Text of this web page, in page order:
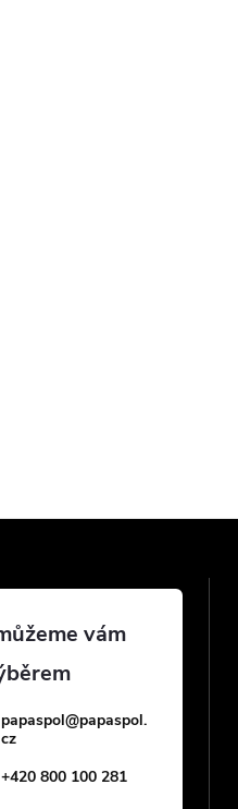
papaspol@papaspol.
cz
+420 800 100 281